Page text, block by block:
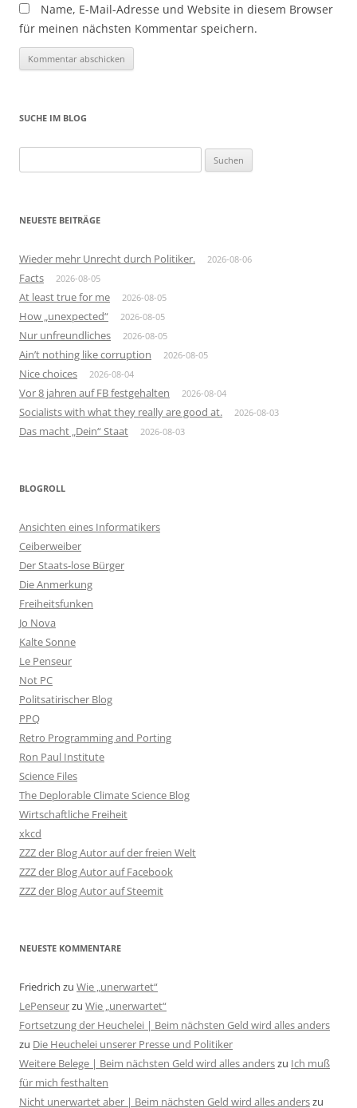
Name, E-Mail-Adresse und Website in diesem Browser
für meinen nächsten Kommentar speichern.
SUCHE IM BLOG
nach:
NEUESTE BEITRÄGE
Wieder mehr Unrecht durch Politiker. 2026-08-06
Facts 2026-08-05
At least true for me 2026-08-05
How „unexpected“ 2026-08-05
Nur unfreundliches 2026-08-05
Ain’t nothing like corruption 2026-08-05
Nice choices 2026-08-04
Vor 8 jahren auf FB festgehalten 2026-08-04
Socialists with what they really are good at. 2026-08-03
Das macht „Dein“ Staat 2026-08-03
BLOGROLL
Ansichten eines Informatikers
Ceiberweiber
Der Staats-lose Bürger
Die Anmerkung
Freiheitsfunken
Jo Nova
Kalte Sonne
Le Penseur
Not PC
Politsatirischer Blog
PPQ
Retro Programming and Porting
Ron Paul Institute
Science Files
The Deplorable Climate Science Blog
Wirtschaftliche Freiheit
xkcd
ZZZ der Blog Autor auf der freien Welt
ZZZ der Blog Autor auf Facebook
ZZZ der Blog Autor auf Steemit
NEUESTE KOMMENTARE
Friedrich zu Wie „unerwartet“
LePenseurzu Wie „unerwartet“
Fortsetzung der Heuchelei | Beim nächsten Geld wird alles anders
zu Die Heuchelei unserer Presse und Politiker
Weitere Belege | Beim nächsten Geld wird alles anderszu Ich muß
für mich festhalten
Nicht unerwartet aber | Beim nächsten Geld wird alles anderszu